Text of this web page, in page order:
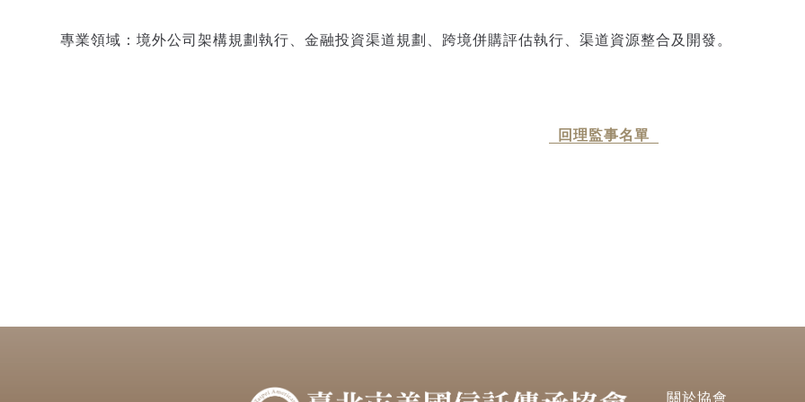
專業領域：境外公司架構規劃執行、金融投資渠道規劃、跨境併購評估執行、渠道資源整合及開發。
回理監事名單
關於協會